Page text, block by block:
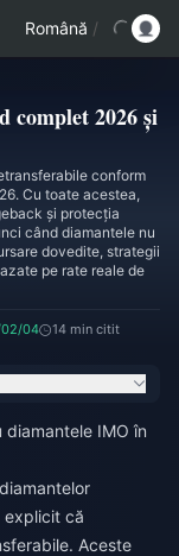
Română /
complet 2026 și
conform
Cu toate acestea,
și protecția
când diamantele nu
dovedite, strategii
pe rate reale de
04 14 min citit
IMO în
explicit că
Aceste